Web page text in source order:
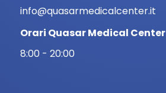
info@quasarmedicalcenter.it
Orari Quasar Medical Center
8:00 - 20:00